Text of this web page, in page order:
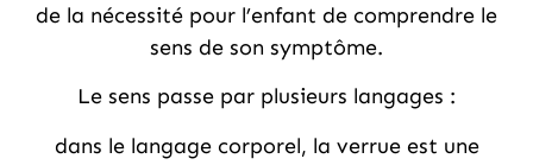
de la nécessité pour l’enfant de comprendre le
sens de son symptôme.
Le sens passe par plusieurs langages :
dans le langage corporel, la verrue est une